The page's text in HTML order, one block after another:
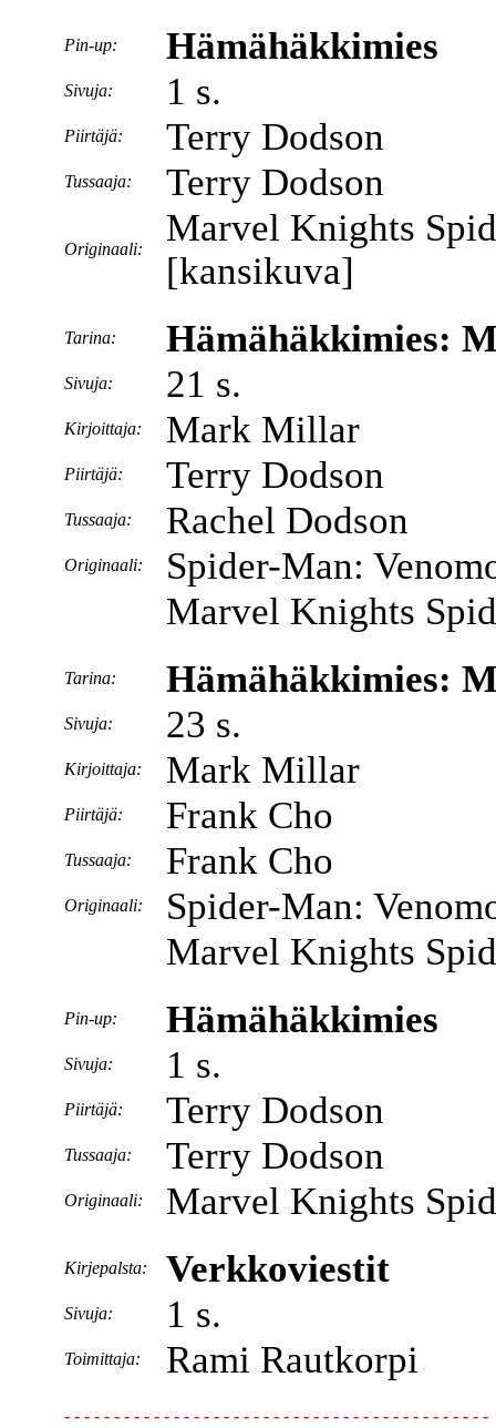
Pin-up: Hämähäkkimies
Sivuja: 1 s.
Piirtäjä: Terry Dodson
Tussaaja: Terry Dodson
Originaali:
Marvel Knights
[kansikuva]
Tarina: Hämähäkkimies:
Sivuja: 21 s.
Kirjoittaja: Mark Millar
Piirtäjä: Terry Dodson
Tussaaja: Rachel Dodson
Originaali:
Spider-Man:
Marvel Knights
Tarina: Hämähäkkimies:
Sivuja: 23 s.
Kirjoittaja: Mark Millar
Piirtäjä: Frank Cho
Tussaaja: Frank Cho
Originaali:
Spider-Man:
Marvel Knights
Pin-up: Hämähäkkimies
Sivuja: 1 s.
Piirtäjä: Terry Dodson
Tussaaja: Terry Dodson
Originaali: Marvel Knights
Kirjepalsta: Verkkoviestit
Sivuja: 1 s.
Toimittaja: Rami Rautkorpi
- - - - - - - - - - - - - - - - - - - - - - - - - - - - - - - - - - - - - - - - - - -